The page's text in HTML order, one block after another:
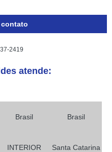
contato
2419
atende:
Brasil Brasil
INTERIOR Santa Catarina